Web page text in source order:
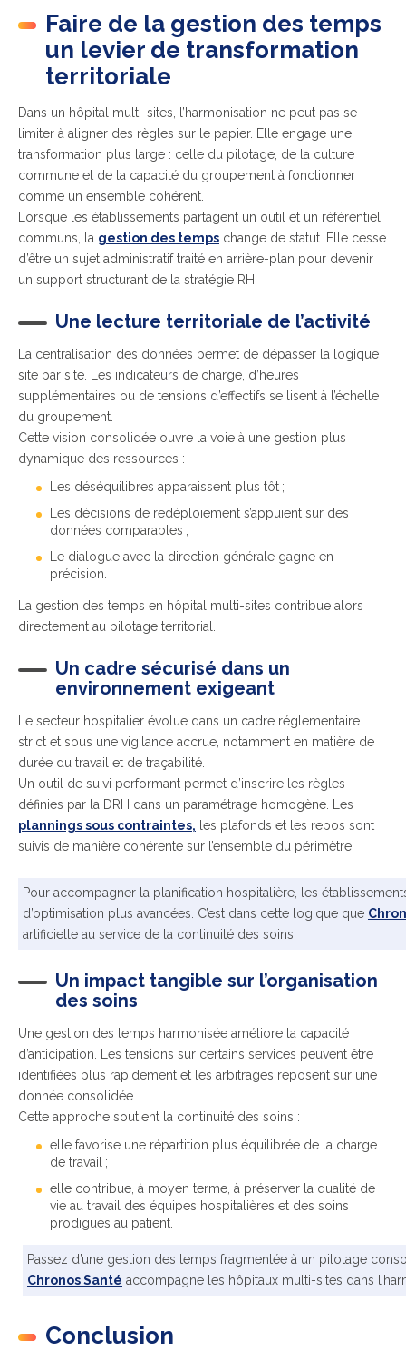
Faire de la gestion des temps
un levier de transformation
territoriale
Dans un hôpital multi-sites, l’harmonisation ne peut pas se
limiter à aligner des règles sur le papier. Elle engage une
transformation plus large : celle du pilotage, de la culture
commune et de la capacité du groupement à fonctionner
comme un ensemble cohérent.
Lorsque les établissements partagent un outil et un référentiel
communs, la gestion des temps change de statut. Elle cesse
d’être un sujet administratif traité en arrière-plan pour devenir
un support structurant de la stratégie RH.
Une lecture territoriale de l’activité
La centralisation des données permet de dépasser la logique
site par site. Les indicateurs de charge, d’heures
supplémentaires ou de tensions d’effectifs se lisent à l’échelle
du groupement.
Cette vision consolidée ouvre la voie à une gestion plus
dynamique des ressources :
Les déséquilibres apparaissent plus tôt ;
Les décisions de redéploiement s’appuient sur des
données comparables ;
Le dialogue avec la direction générale gagne en
précision.
La gestion des temps en hôpital multi-sites contribue alors
directement au pilotage territorial.
Un cadre sécurisé dans un
environnement exigeant
Le secteur hospitalier évolue dans un cadre réglementaire
strict et sous une vigilance accrue, notamment en matière de
durée du travail et de traçabilité.
Un outil de suivi performant permet d’inscrire les règles
définies par la DRH dans un paramétrage homogène. Les
plannings sous contraintes, les plafonds et les repos sont
suivis de manière cohérente sur l’ensemble du périmètre.
Pour accompagner la planification hospitalière, les
d’optimisation plus avancées. C’est dans cette logique que
artificielle au service de la continuité des soins.
Un impact tangible sur l’organisation
des soins
Une gestion des temps harmonisée améliore la capacité
d’anticipation. Les tensions sur certains services peuvent être
identifiées plus rapidement et les arbitrages reposent sur une
donnée consolidée.
Cette approche soutient la continuité des soins :
elle favorise une répartition plus équilibrée de la charge
de travail ;
elle contribue, à moyen terme, à préserver la qualité de
vie au travail des équipes hospitalières et des soins
prodigués au patient.
Passez d’une gestion des temps fragmentée à un pilotage
Chronos Santé accompagne les hôpitaux multi-sites dans
Conclusion